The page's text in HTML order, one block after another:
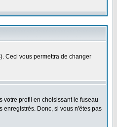
Ceci vous permettra de changer
votre profil en choisissant le fuseau
enregistrés. Donc, si vous n'êtes pas